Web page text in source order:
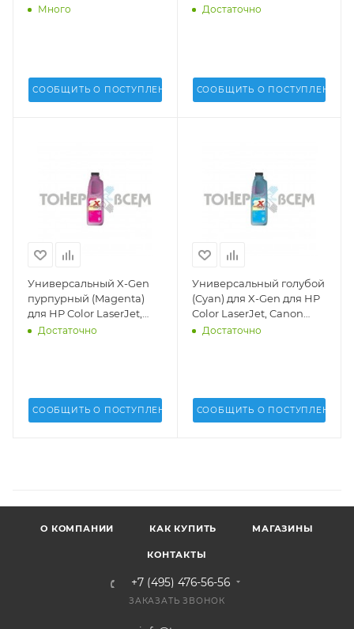
3530, 3600, 3800, 4025,
Много
СООБЩИТЬ О ПОСТУПЛЕНИИ
(1кг.)(MPT-2025)(Uninet
Достаточно
СООБЩИТЬ О ПОСТУПЛЕНИИ
Универсальный X-Gen
пурпурный (Magenta)
для HP Color LaserJet,
Canon (1кг.)(MPT-2025)
Достаточно
СООБЩИТЬ О ПОСТУПЛЕНИИ
Универсальный голубой
(Cyan) для X-Gen для HP
Color LaserJet, Canon
(1кг.)(MPT-2025)(Uninet
Достаточно
СООБЩИТЬ О ПОСТУПЛЕНИИ
О КОМПАНИИ КАК КУПИТЬ МАГАЗИНЫ
КОНТАКТЫ
+7 (495) 476-56-56
ЗАКАЗАТЬ ЗВОНОК